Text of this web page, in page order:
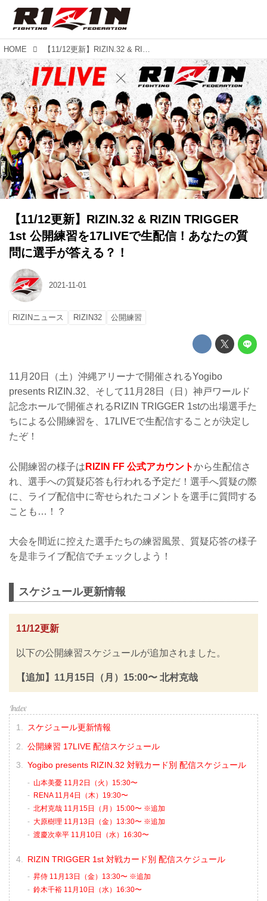
HOME 【11/12更新】RIZIN.32 & RIZIN TRIGGER 1st 公開練習を17LIVEで生配信！あなたの質問に選手が答える？！
【11/12更新】RIZIN.32 & RIZIN TRIGGER
1st 公開練習を17LIVEで生配信！あなたの質
問に選手が答える？！
2021-11-01
RIZINニュース RIZIN32 公開練習
11月20日（土）沖縄アリーナで開催されるYogibo
presents RIZIN.32、そして11月28日（日）神戸ワールド
記念ホールで開催されるRIZIN TRIGGER 1stの出場選手た
ちによる公開練習を、17LIVEで生配信することが決定し
たぞ！
公開練習の様子は RIZIN FF 公式アカウントから生配信さ
れ、選手への質疑応答も行われる予定だ！選手へ質疑の際
に、ライブ配信中に寄せられたコメントを選手に質問する
ことも…！？
大会を間近に控えた選手たちの練習風景、質疑応答の様子
を是非ライブ配信でチェックしよう！
スケジュール更新情報
11/12更新
以下の公開練習スケジュールが追加されました。
【追加】11月15日（月）15:00〜 北村克哉
スケジュール更新情報
公開練習 17LIVE 配信スケジュール
Yogibo presents RIZIN.32 対戦カード別 配信スケジュール
山本美憂 11月2日（火）15:30〜
RENA 11月4日（木）19:30〜
北村克哉 11月15日（月）15:00〜 ※追加
大原樹理 11月13日（金）13:30〜 ※追加
渡慶次幸平 11月10日（水）16:30〜
RIZIN TRIGGER 1st 対戦カード別 配信スケジュール
昇侍 11月13日（金）13:30〜 ※追加
鈴木千裕 11月10日（水）16:30〜